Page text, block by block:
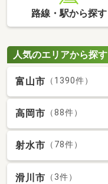
路線・駅から探す
人気のエリアから探す
富山市 （1390件）
高岡市 （88件）
射水市 （78件）
滑川市 （3件）